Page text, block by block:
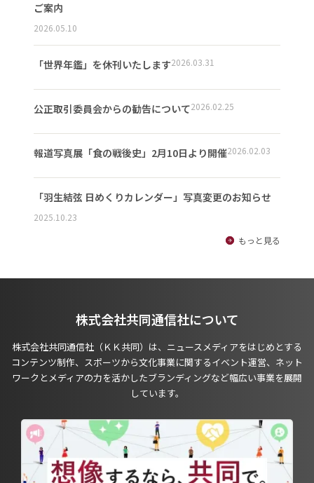
ご案内
2026.05.10
「世界年鑑」を休刊いたします2026.03.31
公正取引委員会からの勧告について2026.02.25
報道写真展「食の戦後史」2月10日より開催2026.02.03
「羽生結弦 日めくりカレンダー」写真変更のお知らせ
2025.10.23
もっと見る
株式会社共同通信社について
株式会社共同通信社（ＫＫ共同）は、ニュースメディアをはじめとする
コンテンツ制作、スポーツから文化事業に関するイベント運営、ネット
ワークとメディアの力を活かしたブランディングなど幅広い事業を展開
しています。